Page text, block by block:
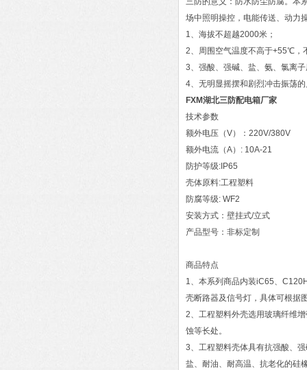
场中照明操控，电能传送、动力
1、海拔不超越2000米；
2、周围空气温度不高于+55℃，
3、强酸、强碱、盐、氨、氯离
4、无明显摇摆和剧烈冲击振荡
FXM湖北三防配电箱厂家
技术参数
额外电压（V）：220V/380V
额外电流（A）: 10A-21
防护等级:IP65
壳体原料:工程塑料
防腐等级: WF2
安装方式：壁挂式/立式
产品型号：非标定制
商品特点
1、本系列商品内装iC65、
壳断路器及信号灯，具体可根据
2、工程塑料外壳选用玻璃纤维
蚀等长处。
3、工程塑料壳体具有抗强酸、
盐、耐油、耐高温、抗老化的硅